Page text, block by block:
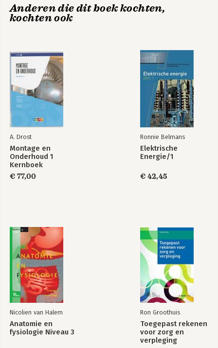
Anderen die dit boek kochten,
kochten ook
A. Drost
Montage en
Onderhoud 1
Kernboek
€ 77,00
Ronnie Belmans
Elektrische
Energie/1
€ 42,45
Nicolien van Halem
Anatomie en
fysiologie Niveau 3
Ron Groothuis
Toegepast rekenen
voor zorg en
verpleging